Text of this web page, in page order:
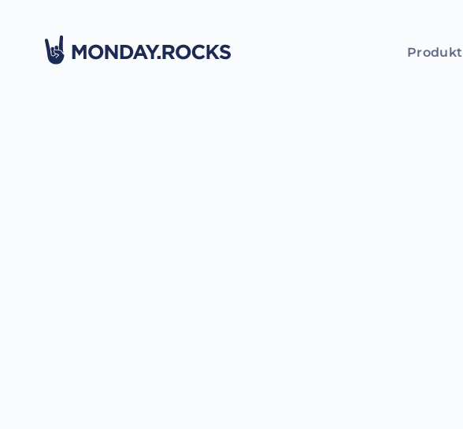
Produkt